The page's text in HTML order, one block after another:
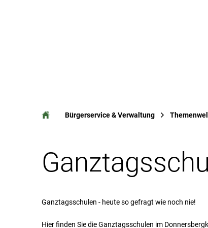
Bürgerservice & Verwaltung
Ganztagsschulen - heute so gefragt wie noch nie!
Hier finden Sie die Ganztagsschulen im